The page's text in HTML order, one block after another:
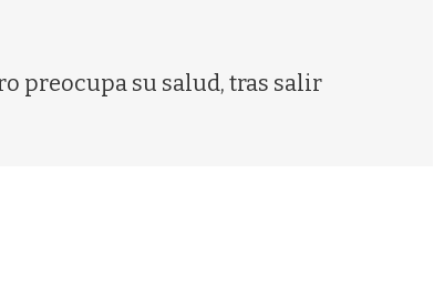
preocupa su salud, tras salir